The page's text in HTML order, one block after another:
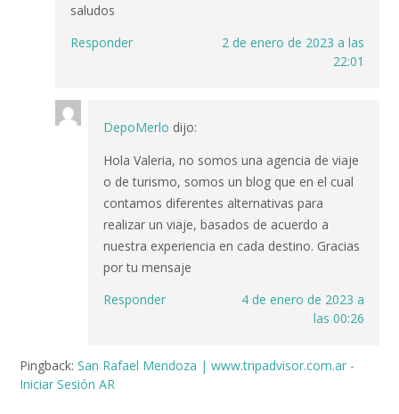
saludos
Responder
2 de enero de 2023 a las
22:01
DepoMerlo dijo:
Hola Valeria, no somos una agencia de viaje
o de turismo, somos un blog que en el cual
contamos diferentes alternativas para
realizar un viaje, basados de acuerdo a
nuestra experiencia en cada destino. Gracias
por tu mensaje
Responder
4 de enero de 2023 a
las 00:26
Pingback: San Rafael Mendoza | www.tripadvisor.com.ar -
Iniciar Sesión AR